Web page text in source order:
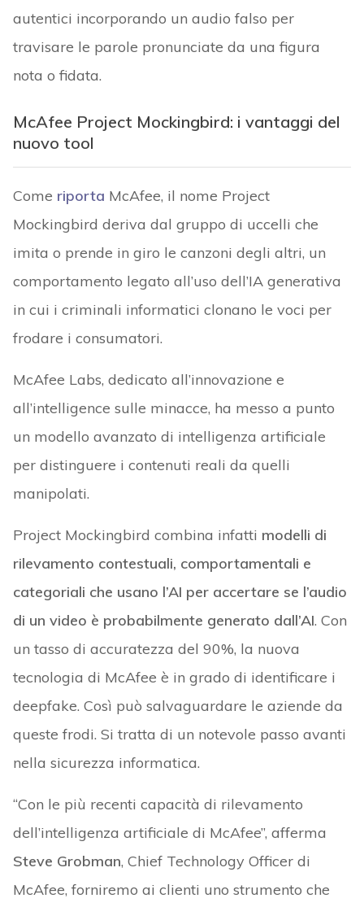
autentici incorporando un audio falso per
travisare le parole pronunciate da una figura
nota o fidata.
McAfee Project Mockingbird: i vantaggi del
nuovo tool
Come riporta McAfee, il nome Project
Mockingbird deriva dal gruppo di uccelli che
imita o prende in giro le canzoni degli altri, un
comportamento legato all’uso dell’IA generativa
in cui i criminali informatici clonano le voci per
frodare i consumatori.
McAfee Labs, dedicato all’innovazione e
all’intelligence sulle minacce, ha messo a punto
un modello avanzato di intelligenza artificiale
per distinguere i contenuti reali da quelli
manipolati.
Project Mockingbird combina infatti modelli di
rilevamento contestuali, comportamentali e
categoriali che usano l’AI per accertare se l’audio
di un video è probabilmente generato dall’AI. Con
un tasso di accuratezza del 90%, la nuova
tecnologia di McAfee è in grado di identificare i
deepfake. Così può salvaguardare le aziende da
queste frodi. Si tratta di un notevole passo avanti
nella sicurezza informatica.
“Con le più recenti capacità di rilevamento
dell’intelligenza artificiale di McAfee”, afferma
Steve Grobman, Chief Technology Officer di
McAfee, forniremo ai clienti uno strumento che